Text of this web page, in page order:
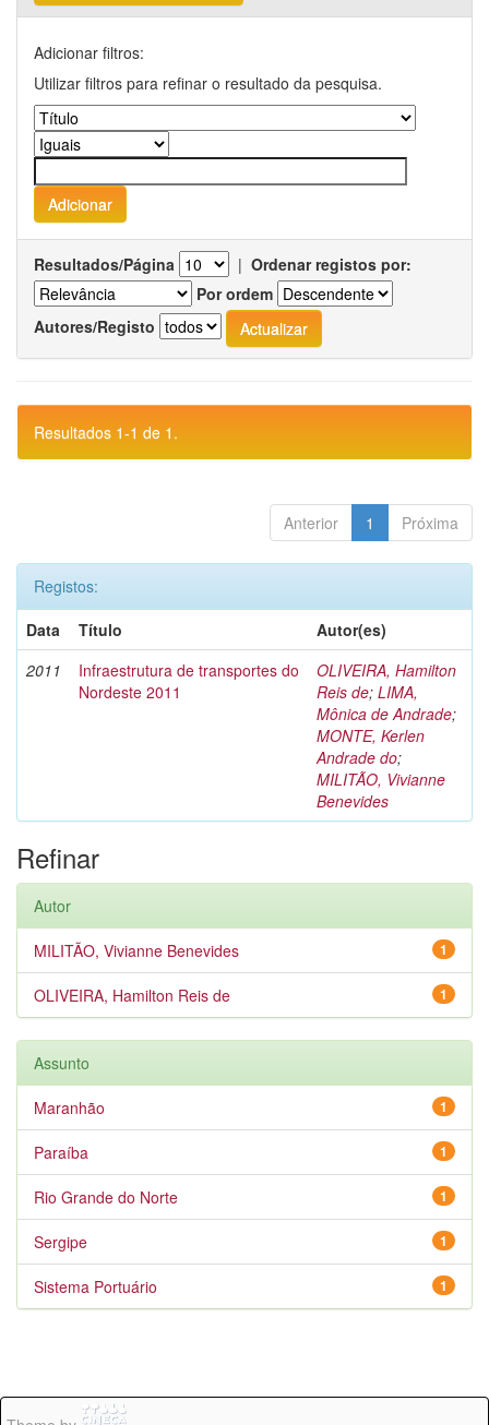
Adicionar filtros:
Utilizar filtros para refinar o resultado da pesquisa.
Resultados/Página | Ordenar registos por:
Por ordem
Autores/Registo
Resultados 1-1 de 1.
Anterior 1 Próxima
Registos:
Data
Título
Autor(es)
2011
Infraestrutura de transportes do
Nordeste 2011
OLIVEIRA, Hamilton
Reis de; LIMA,
Mônica de Andrade;
MONTE, Kerlen
Andrade do;
MILITÃO, Vivianne
Benevides
Refinar
Autor
1
MILITÃO, Vivianne Benevides
1
OLIVEIRA, Hamilton Reis de
Assunto
1
Maranhão
1
Paraíba
1
Rio Grande do Norte
1
Sergipe
1
Sistema Portuário